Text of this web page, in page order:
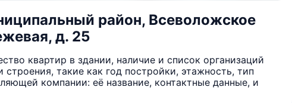
район, Всеволожское
д. 25
квартир в здании, наличие и список организаций
такие как год постройки, этажность, тип
компании: её название, контактные данные, и